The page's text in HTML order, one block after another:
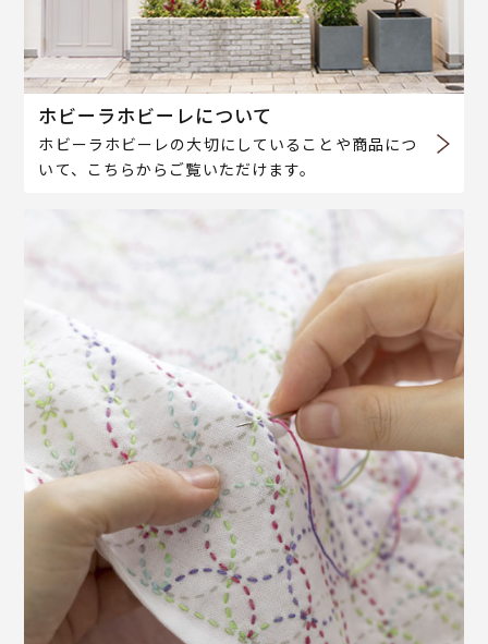
ホビーラホビーレについて
ホビーラホビーレの大切にしていることや商品につ
いて、こちらからご覧いただけます。